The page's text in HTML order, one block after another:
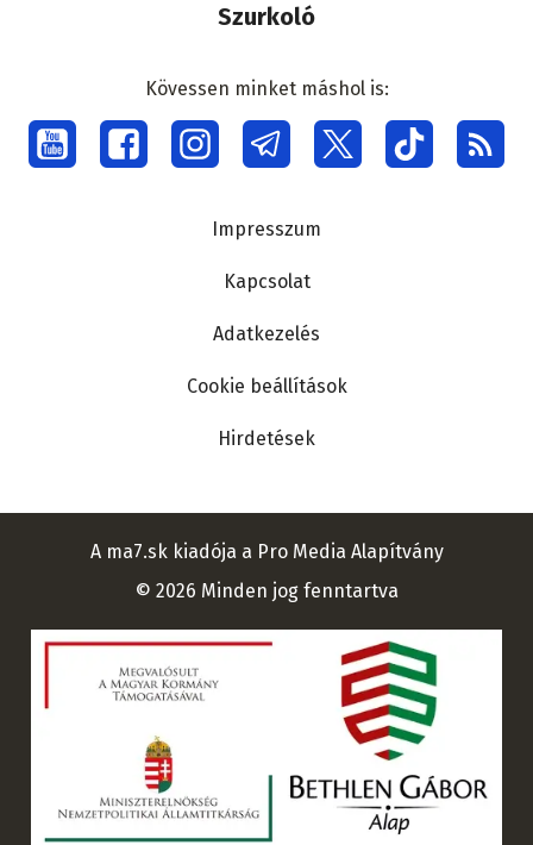
Szurkoló
Social
menu
Kövessen minket máshol is:
Impresszum
Kapcsolat
Adatkezelés
Cookie beállítások
Hirdetések
A ma7.sk kiadója a Pro Media Alapítvány
© 2026 Minden jog fenntartva